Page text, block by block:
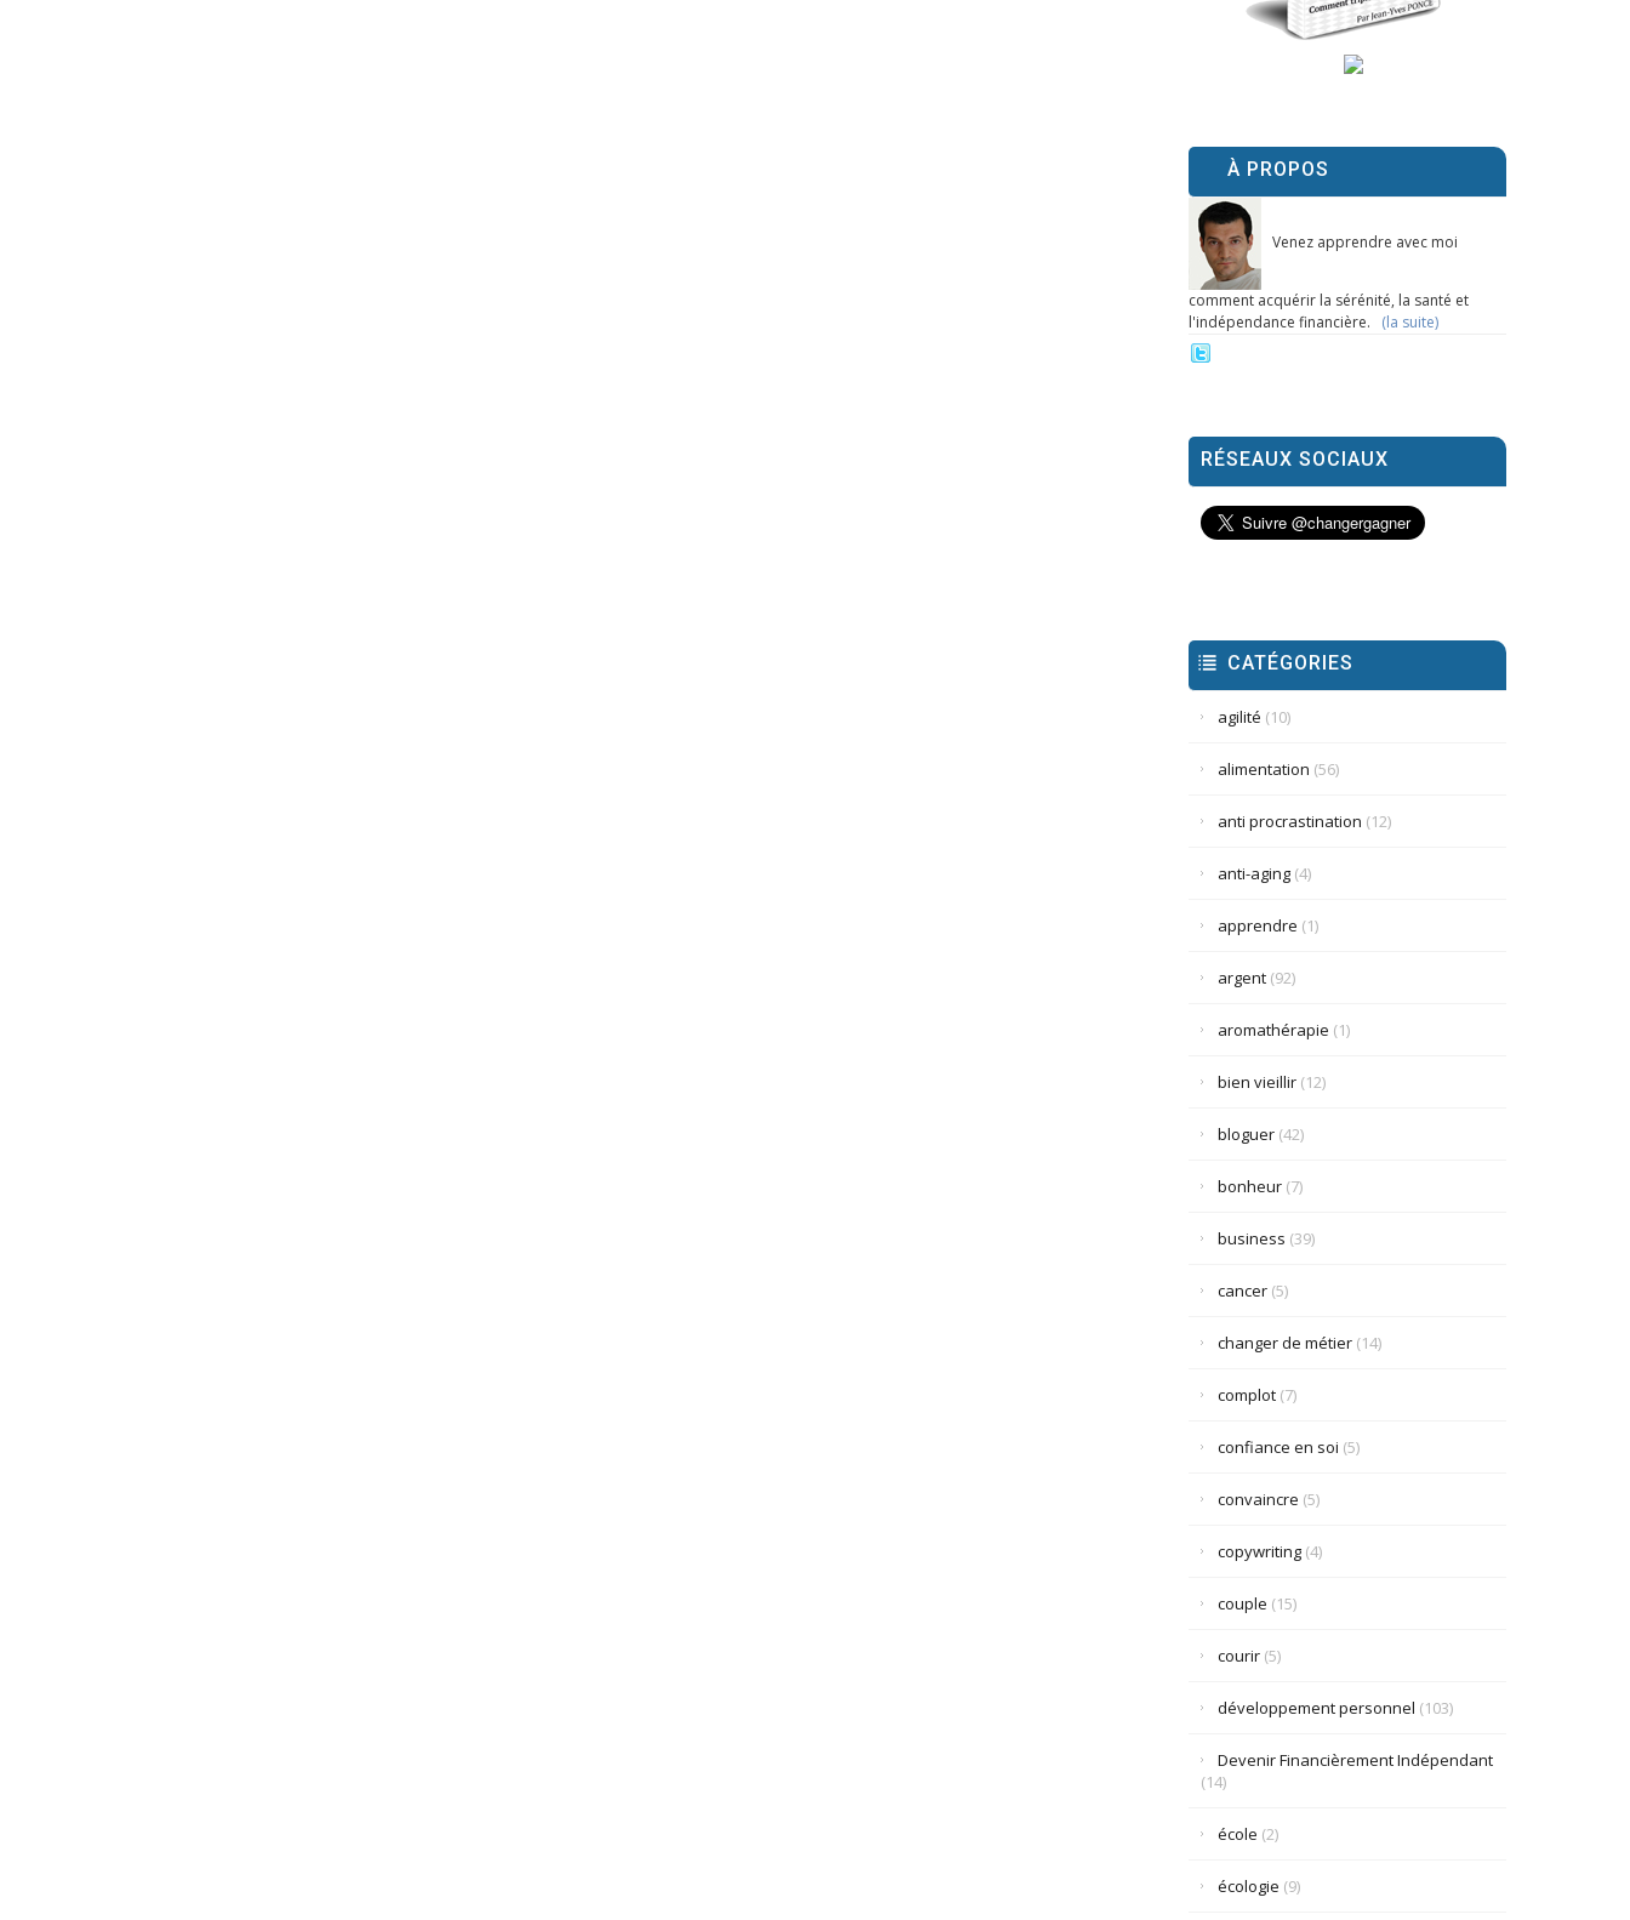
À PROPOS
Venez apprendre avec moi
comment acquérir la sérénité, la santé et
l'indépendance financière. (la suite)
RÉSEAUX SOCIAUX
CATÉGORIES
agilité (10)
alimentation (56)
anti procrastination (12)
anti-aging(4)
apprendre (1)
argent(92)
aromathérapie (1)
bien vieillir(12)
bloguer(42)
bonheur(7)
business (39)
cancer(5)
changer de métier(14)
complot(7)
confiance en soi (5)
convaincre (5)
copywriting(4)
couple (15)
courir(5)
développement personnel (103)
Devenir Financièrement Indépendant
(14)
école (2)
écologie (9)